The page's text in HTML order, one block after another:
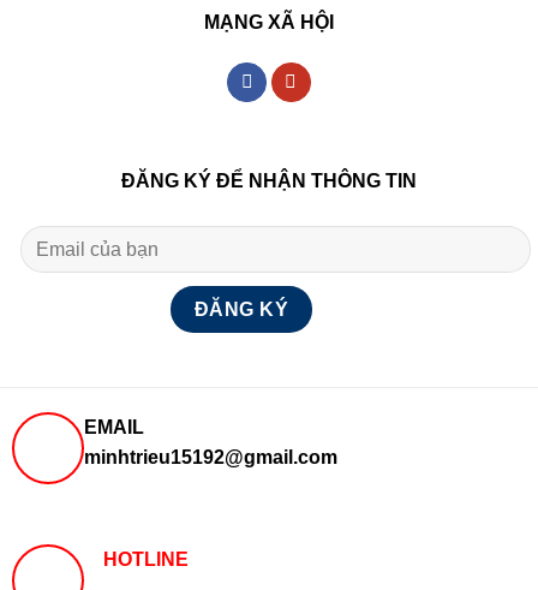
MẠNG XÃ HỘI
ĐĂNG KÝ ĐỂ NHẬN THÔNG TIN
EMAIL
minhtrieu15192@gmail.com
HOTLINE